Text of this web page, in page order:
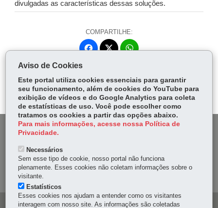
divulgadas as características dessas soluções.
COMPARTILHE:
Fa
ok
itt
er
W
Ap
p
DENUNCIE CORRUPÇÃO
OUVIDORIA
Aviso de Cookies
Este portal utiliza cookies essenciais para garantir
seu funcionamento, além de cookies do YouTube para
exibição de vídeos e do Google Analytics para coleta
de estatísticas de uso. Você pode escolher como
tratamos os cookies a partir das opções abaixo.
Para mais informações, acesse nossa Política de
Privacidade.
Necessários
Sem esse tipo de cookie, nosso portal não funciona
plenamente. Esses cookies não coletam informações sobre o
visitante.
Estatísticos
Esses cookies nos ajudam a entender como os visitantes
interagem com nosso site. As informações são coletadas